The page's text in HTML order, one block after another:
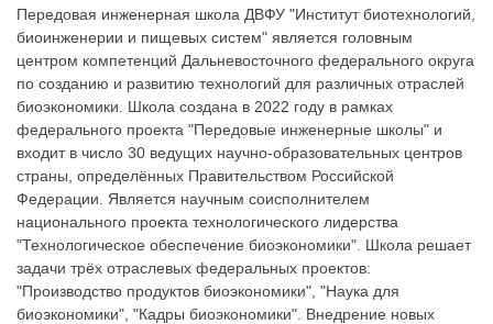
Передовая инженерная школа ДВФУ "Институт биотехнологий,
биоинженерии и пищевых систем" является головным
центром компетенций Дальневосточного федерального округа
по созданию и развитию технологий для различных отраслей
биоэкономики. Школа создана в 2022 году в рамках
федерального проекта "Передовые инженерные школы" и
входит в число 30 ведущих научно-образовательных центров
страны, определённых Правительством Российской
Федерации. Является научным соисполнителем
национального проекта технологического лидерства
"Технологическое обеспечение биоэкономики". Школа решает
задачи трёх отраслевых федеральных проектов:
"Производство продуктов биоэкономики", "Наука для
биоэкономики", "Кадры биоэкономики". Внедрение новых